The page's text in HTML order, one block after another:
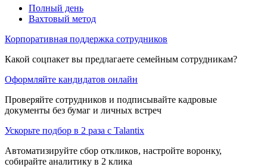
Полный день
Вахтовый метод
Корпоративная поддержка сотрудников
Какой соцпакет вы предлагаете семейным сотрудникам?
Оформляйте кандидатов онлайн
Проверяйте сотрудников и подписывайте кадровые
документы без бумаг и личных встреч
Ускорьте подбор в 2 раза с Talantix
Автоматизируйте сбор откликов, настройте воронку,
собирайте аналитику в 2 клика